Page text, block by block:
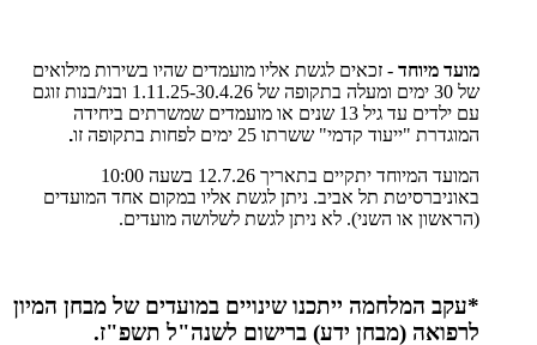
מועד מיוחד - זכאים לגשת אליו מועמדים שהיו בשירות מילואים
של 30 ימים ומעלה בתקופה של 1.11.25-30.4.26 ובני/בנות זוגם
עם ילדים עד גיל 13 שנים או מועמדים שמשרתים ביחידה
המוגדרת "ייעוד קדמי" ששרתו 25 ימים לפחות בתקופה זו
.
המועד המיוחד יתקיים בתאריך 12.7.26 בשעה 10:00
באוניברסיטת תל אביב. ניתן לגשת אליו במקום אחד המועדים
(הראשון או השני). לא ניתן לגשת לשלושה מועדים.
*עקב המלחמה ייתכנו שינויים במועדים של מבחן המיון
לרפואה (מבחן ידע) ברישום לשנה"ל תשפ"ז.